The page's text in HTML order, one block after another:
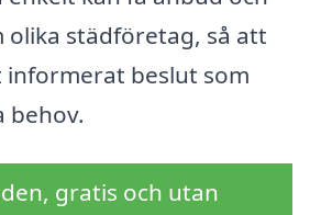
städföretag, så att
beslut som
behov.
gratis och utan